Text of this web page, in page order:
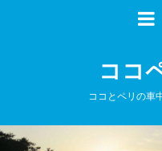
ココ
ココとペリの車